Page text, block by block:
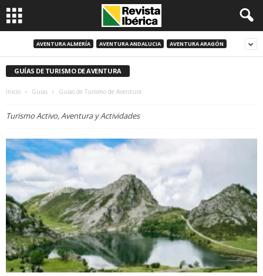
AVENTURA ALMERÍA AVENTURA ANDALUCIA AVENTURA ARAGÓN
GUÍAS DE TURISMO DE AVENTURA
Inicio Guías Guías de Turismo de Aventura
Turismo Activo, Aventura y Actividades